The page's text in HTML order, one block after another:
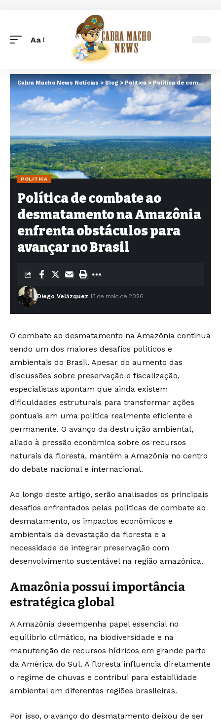
Font
Aa
Cabra Macho News Notícias>Blog>Politica>Política de combate ao desmatamento na Amazônia enfrenta obstáculos para avançar no Brasil
POLITICA
Política de combate ao
desmatamento na Amazônia
enfrenta obstáculos para
avançar no Brasil
Diego Velázquez 13 de maio de 2026
O combate ao desmatamento na Amazônia continua
sendo um dos maiores desafios políticos e
ambientais do Brasil. Apesar do aumento das
discussões sobre preservação e fiscalização,
especialistas apontam que ainda existem
dificuldades estruturais para transformar ações
pontuais em uma política realmente eficiente e
permanente. O avanço da destruição ambiental,
aliado à pressão econômica sobre os recursos
naturais da floresta, mantém a Amazônia no centro
do debate nacional e internacional.
Ao longo deste artigo, serão analisados os principais
desafios enfrentados pelas políticas de combate ao
desmatamento, os impactos econômicos e
ambientais da devastação da floresta e a
necessidade de integrar preservação com
desenvolvimento sustentável na região amazônica.
Amazônia possui importância
estratégica global
A Amazônia desempenha papel essencial no
equilíbrio climático, na biodiversidade e na
manutenção de recursos hídricos em grande parte
da América do Sul. A floresta influencia diretamente
o regime de chuvas e contribui para estabilidade
ambiental em diferentes regiões brasileiras.
Por isso, o avanço do desmatamento deixou de ser